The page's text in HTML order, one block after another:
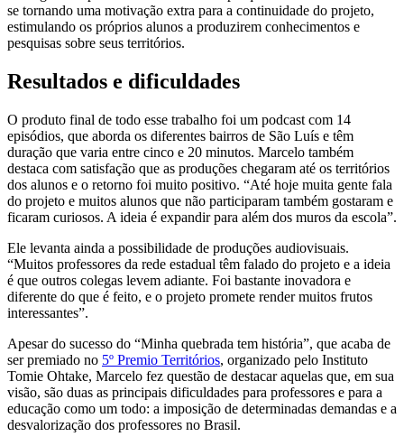
se tornando uma motivação extra para a continuidade do projeto,
estimulando os próprios alunos a produzirem conhecimentos e
pesquisas sobre seus territórios.
Resultados e dificuldades
O produto final de todo esse trabalho foi um podcast com 14
episódios, que aborda os diferentes bairros de São Luís e têm
duração que varia entre cinco e 20 minutos. Marcelo também
destaca com satisfação que as produções chegaram até os territórios
dos alunos e o retorno foi muito positivo. “Até hoje muita gente fala
do projeto e muitos alunos que não participaram também gostaram e
ficaram curiosos. A ideia é expandir para além dos muros da escola”.
Ele levanta ainda a possibilidade de produções audiovisuais.
“Muitos professores da rede estadual têm falado do projeto e a ideia
é que outros colegas levem adiante. Foi bastante inovadora e
diferente do que é feito, e o projeto promete render muitos frutos
interessantes”.
Apesar do sucesso do “Minha quebrada tem história”, que acaba de
ser premiado no 5º Premio Territórios, organizado pelo Instituto
Tomie Ohtake, Marcelo fez questão de destacar aquelas que, em sua
visão, são duas as principais dificuldades para professores e para a
educação como um todo: a imposição de determinadas demandas e a
desvalorização dos professores no Brasil.